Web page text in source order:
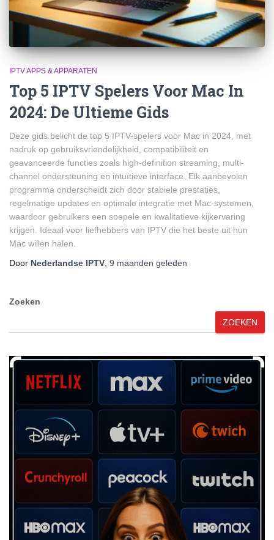
IPTV APPS & APPARATEN
Top 5 IPTV Spelers Voor Mac In
2024: De Ultieme Gids
Deze gids belicht de top 5 IPTV-spelers voor Mac in 2024, met
nadruk op gebruiksvriendelijkheid, compatibiliteit en
geavanceerde functies zoals high-definition streaming, multi-
channel ondersteuning en intuïtieve interface. Elk aanbevolen
programma onderscheidt zich door stabiele prestaties,
regelmatige updates en optimale integratie met Mac-systemen,
waardoor gebruikers een soepele en kwalitatieve kijkervaring
krijgen. Ideaal voor liefhebbers van IPTV die het beste uit hun
Mac willen halen.
Door Nederlandse IPTV 9 maanden geleden
Zoeken
ZOEKEN